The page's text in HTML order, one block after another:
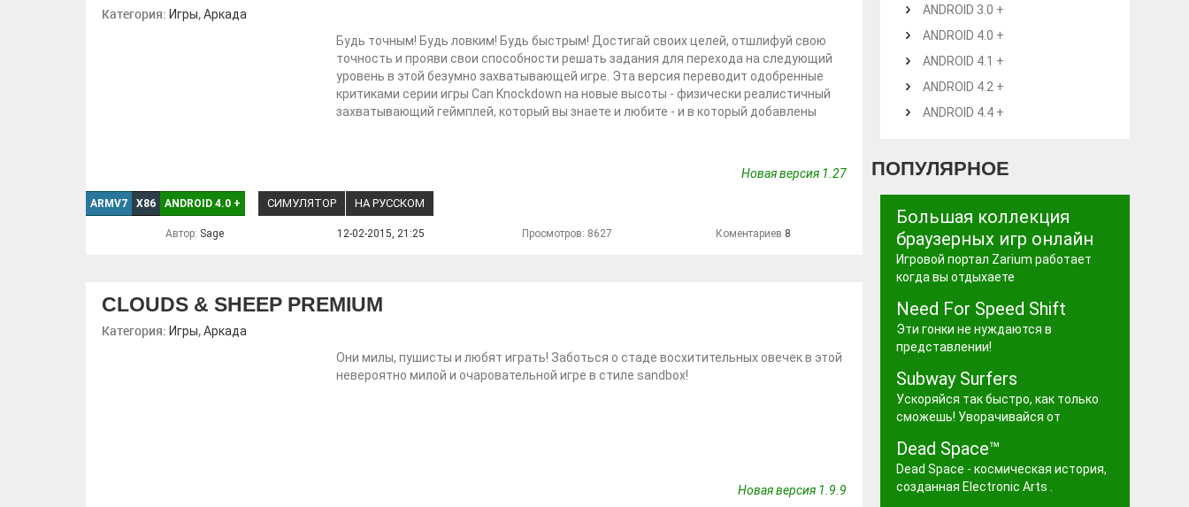
Категория: Игры,Аркада
Будь точным! Будь ловким! Будь быстрым! Достигай своих целей, отшлифуй свою
точность и прояви свои способности решать задания для перехода на следующий
уровень в этой безумно захватывающей игре. Эта версия переводит одобренные
критиками серии игры Can Knockdown на новые высоты - физически реалистичный
захватывающий геймплей, который вы знаете и любите - и в который добавлены
Новая версия 1.27
ARMV7 X86 ANDROID 4.0 + СИМУЛЯТОР НА РУССКОМ
Автор: Sage 12-02-2015, 21:25 Просмотров: 8627 Коментариев 8
CLOUDS & SHEEP PREMIUM
Категория: Игры,Аркада
Они милы, пушисты и любят играть! Заботься о стаде восхитительных овечек в этой
невероятно милой и очаровательной игре в стиле sandbox!
Новая версия 1.9.9
ANDROID 3.0 +
ANDROID 4.0 +
ANDROID 4.1 +
ANDROID 4.2 +
ANDROID 4.4 +
ПОПУЛЯРНОЕ
Большая коллекция
браузерных игр онлайн
Игровой портал Zarium работает
когда вы отдыхаете
Need For Speed Shift
Эти гонки не нуждаются в
представлении!
Subway Surfers
Ускоряйся так быстро, как только
сможешь! Уворачивайся от
Dead Space™
Dead Space - космическая история,
созданная Electronic Arts .